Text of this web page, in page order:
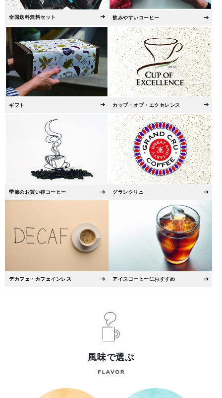
全国送料無料セット 飲みやすいコーヒー
ギフト カップ・オブ・エクセレンス
季節のお買い得コーヒー グランクリュ
デカフェ・カフェインレス アイスコーヒーにおすすめ
風味で選ぶ